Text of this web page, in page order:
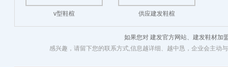
v型鞋楦 供应建发鞋楦
如果您对 建发官方网站、建发鞋材加
感兴趣，请留下您的联系方式,信息越详细、越中恳，企业会主动